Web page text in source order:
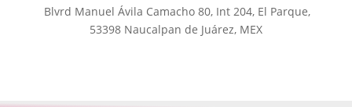
Blvrd Manuel Ávila Camacho 80, Int 204, El Parque,
53398 Naucalpan de Juárez, MEX